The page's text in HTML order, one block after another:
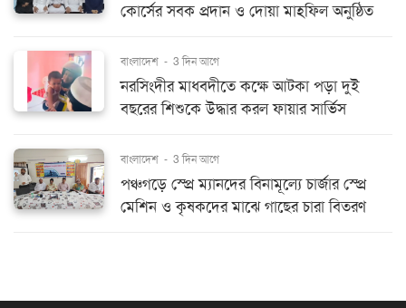
কোর্সের সবক প্রদান ও দোয়া মাহফিল অনুষ্ঠিত
বাংলাদেশ - 3 দিন আগে
নরসিংদীর মাধবদীতে কক্ষে আটকা পড়া দুই
বছরের শিশুকে উদ্ধার করল ফায়ার সার্ভিস
বাংলাদেশ - 3 দিন আগে
পঞ্চগড়ে স্প্রে ম্যানদের বিনামূল্যে চার্জার স্প্রে
মেশিন ও কৃষকদের মাঝে গাছের চারা বিতরণ